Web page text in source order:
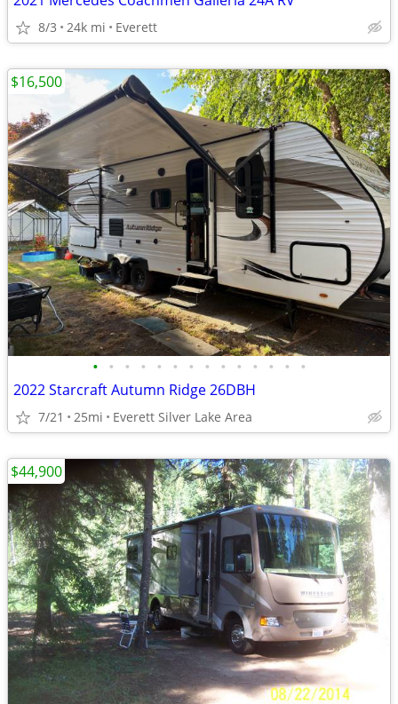
8/3 24k mi Everett
• • • • • • • • • • • • • •
2022 Starcraft Autumn Ridge 26DBH
7/21 25mi Everett Silver Lake Area
$16,500
$44,900